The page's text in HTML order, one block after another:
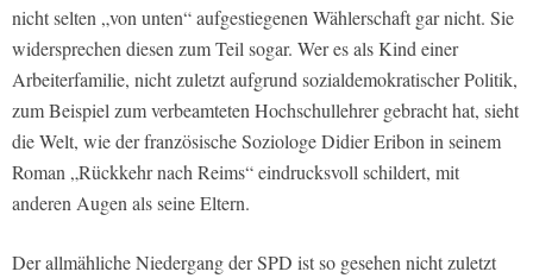
nicht selten „von unten“ aufgestiegenen Wählerschaft gar nicht. Sie
widersprechen diesen zum Teil sogar. Wer es als Kind einer
Arbeiterfamilie, nicht zuletzt aufgrund sozialdemokratischer Politik,
zum Beispiel zum verbeamteten Hochschullehrer gebracht hat, sieht
die Welt, wie der französische Soziologe Didier Eribon in seinem
Roman „Rückkehr nach Reims“ eindrucksvoll schildert, mit
anderen Augen als seine Eltern.
Der allmähliche Niedergang der SPD ist so gesehen nicht zuletzt